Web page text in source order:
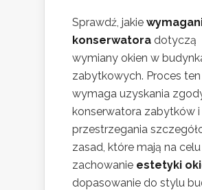
Sprawdź, jakie
konserwatora dotyczą
wymiany okien w
zabytkowych. Proces ten
wymaga uzyskania
konserwatora zabytków i
przestrzegania
zasad, które mają na celu
zachowanie estetyki
dopasowanie do stylu